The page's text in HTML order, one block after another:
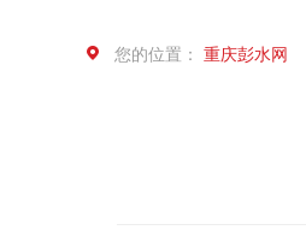
您的位置： 重庆彭水网